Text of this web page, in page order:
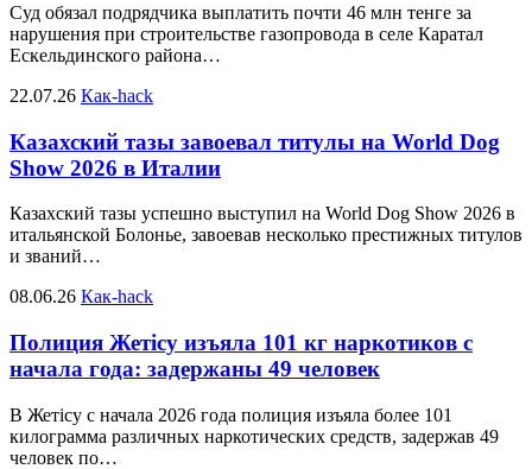
Суд обязал подрядчика выплатить почти 46 млн тенге за
нарушения при строительстве газопровода в селе Каратал
Ескельдинского района…
22.07.26 Как-hack
Казахский тазы завоевал титулы на World Dog
Show 2026 в Италии
Казахский тазы успешно выступил на World Dog Show 2026 в
итальянской Болонье, завоевав несколько престижных титулов
и званий…
08.06.26 Как-hack
Полиция Жетісу изъяла 101 кг наркотиков с
начала года: задержаны 49 человек
В Жетісу с начала 2026 года полиция изъяла более 101
килограмма различных наркотических средств, задержав 49
человек по…